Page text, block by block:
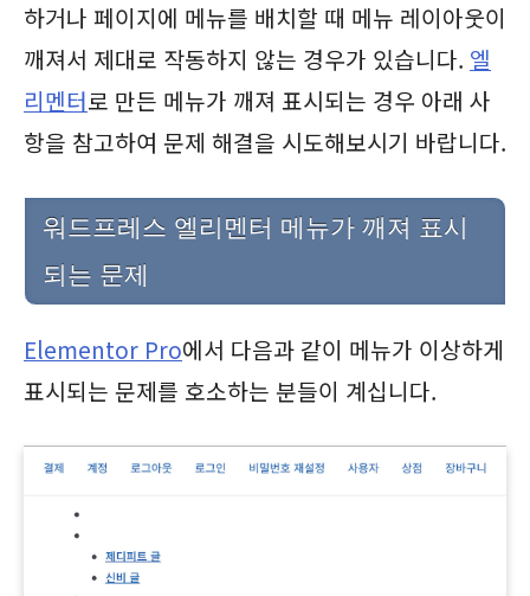
하거나 페이지에 메뉴를 배치할 때 메뉴 레이아웃이
깨져서 제대로 작동하지 않는 경우가 있습니다. 엘
리멘터로 만든 메뉴가 깨져 표시되는 경우 아래 사
항을 참고하여 문제 해결을 시도해보시기 바랍니다.
워드프레스 엘리멘터 메뉴가 깨져 표시
되는 문제
Elementor Pro에서 다음과 같이 메뉴가 이상하게
표시되는 문제를 호소하는 분들이 계십니다.